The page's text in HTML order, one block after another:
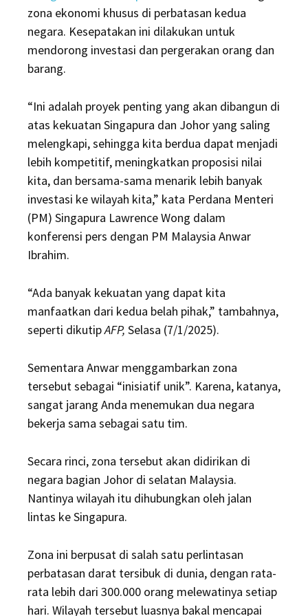
zona ekonomi khusus di perbatasan kedua
negara. Kesepatakan ini dilakukan untuk
mendorong investasi dan pergerakan orang dan
barang.
“Ini adalah proyek penting yang akan dibangun di
atas kekuatan Singapura dan Johor yang saling
melengkapi, sehingga kita berdua dapat menjadi
lebih kompetitif, meningkatkan proposisi nilai
kita, dan bersama-sama menarik lebih banyak
investasi ke wilayah kita,” kata Perdana Menteri
(PM) Singapura Lawrence Wong dalam
konferensi pers dengan PM Malaysia Anwar
Ibrahim.
“Ada banyak kekuatan yang dapat kita
manfaatkan dari kedua belah pihak,” tambahnya,
seperti dikutipAFP, Selasa (7/1/2025).
Sementara Anwar menggambarkan zona
tersebut sebagai “inisiatif unik”. Karena, katanya,
sangat jarang Anda menemukan dua negara
bekerja sama sebagai satu tim.
Secara rinci, zona tersebut akan didirikan di
negara bagian Johor di selatan Malaysia.
Nantinya wilayah itu dihubungkan oleh jalan
lintas ke Singapura.
Zona ini berpusat di salah satu perlintasan
perbatasan darat tersibuk di dunia, dengan rata-
rata lebih dari 300.000 orang melewatinya setiap
hari. Wilayah tersebut luasnya bakal mencapai